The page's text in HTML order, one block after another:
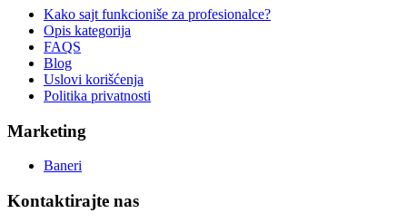
Kako sajt funkcioniše za profesionalce?
Opis kategorija
FAQS
Blog
Uslovi korišćenja
Politika privatnosti
Marketing
Baneri
Kontaktirajte nas